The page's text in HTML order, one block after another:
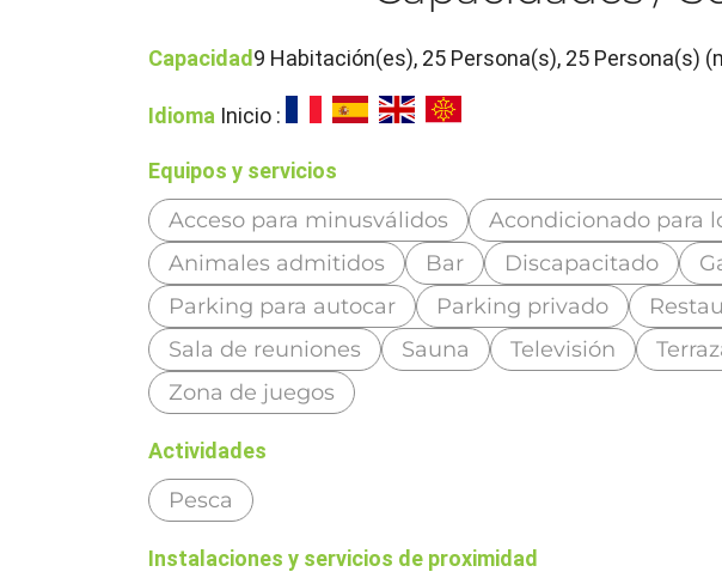
Capacidad9 Habitación(es), 25 Persona(s), 25 Persona(s)
Idioma Inicio :
Equipos y servicios
Acceso para minusválidos
Acondicionado para
Animales admitidos
Bar Discapacitado
Parking para autocar
Parking privado
Sala de reuniones
Sauna Televisión
Zona de juegos
Actividades
Pesca
Instalaciones y servicios de proximidad